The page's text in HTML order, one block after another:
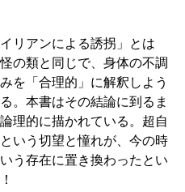
リアンによる誘拐」とは
の類と同じで、身体の不調
を「合理的」に解釈しよう
。本書はその結論に到るま
理的に描かれている。超自
いう切望と憧れが、今の時
う存在に置き換わったとい